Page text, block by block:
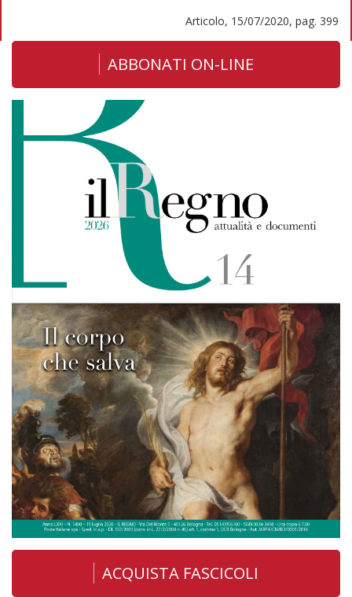
Articolo, 15/07/2020, pag. 399
ABBONATI ON-LINE
ACQUISTA FASCICOLI